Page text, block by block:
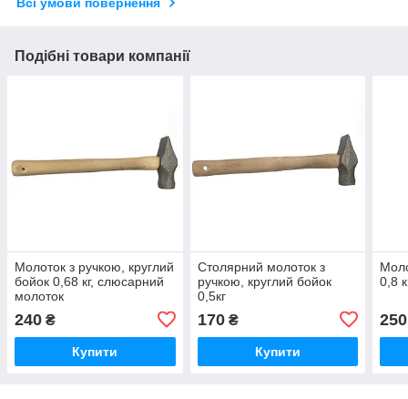
Всі умови повернення
Подібні товари компанії
Молоток з ручкою, круглий
бойок 0,68 кг, слюсарний
молоток
240 ₴
Купити
Столярний молоток з
ручкою, круглий бойок
0,5кг
170₴
Купити
0,8
250